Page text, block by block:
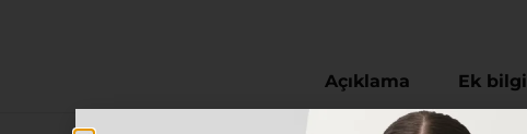
Açıklama Ek bilgi